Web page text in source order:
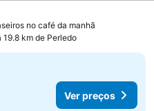
no café da manhã
19.8 km de Perledo
Ver preços